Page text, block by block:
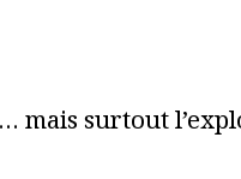
mais surtout